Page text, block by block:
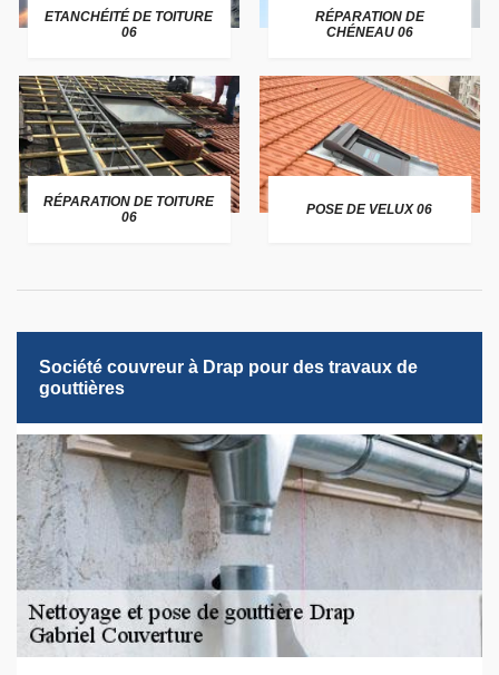
ETANCHÉITÉ DE TOITURE
06
RÉPARATION DE
CHÉNEAU 06
RÉPARATION DE TOITURE
06
POSE DE VELUX 06
Société couvreur à Drap pour des travaux de
gouttières